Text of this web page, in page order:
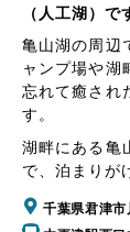
（人工湖）で
亀山湖の周辺
ャンプ場や湖
忘れて癒され
す。
湖畔にある亀
で、泊まりが
千葉県君津